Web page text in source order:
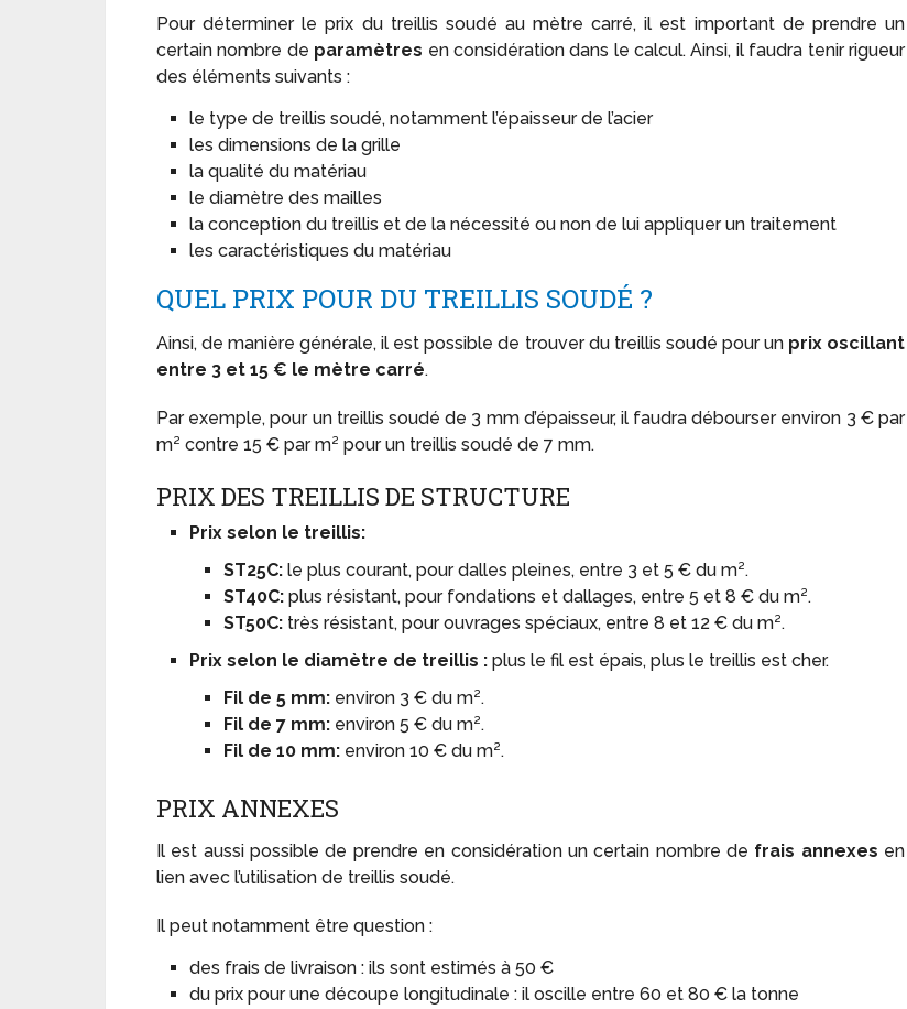
Pour déterminer le prix du treillis soudé au mètre carré, il est important de prendre un
certain nombre de paramètres en considération dans le calcul. Ainsi, il faudra tenir rigueur
des éléments suivants :
le type de treillis soudé, notamment l’épaisseur de l’acier
les dimensions de la grille
la qualité du matériau
le diamètre des mailles
la conception du treillis et de la nécessité ou non de lui appliquer un traitement
les caractéristiques du matériau
QUEL PRIX POUR DU TREILLIS SOUDÉ ?
Ainsi, de manière générale, il est possible de trouver du treillis soudé pour un prix oscillant
entre 3 et 15 € le mètre carré.
Par exemple, pour un treillis soudé de 3 mm d’épaisseur, il faudra débourser environ 3 € par
m² contre 15 € par m² pour un treillis soudé de 7 mm.
PRIX DES TREILLIS DE STRUCTURE
Prix selon le treillis:
ST25C:le plus courant, pour dalles pleines, entre 3 et 5 € du m².
ST40C:plus résistant, pour fondations et dallages, entre 5 et 8 € du m².
ST50C:très résistant, pour ouvrages spéciaux, entre 8 et 12 € du m².
Prix selon le diamètre de treillis : plus le fil est épais, plus le treillis est cher.
Fil de 5 mm:environ 3 € du m².
Fil de 7 mm:environ 5 € du m².
Fil de 10 mm:environ 10 € du m².
PRIX ANNEXES
Il est aussi possible de prendre en considération un certain nombre de frais annexes en
lien avec l’utilisation de treillis soudé.
Il peut notamment être question :
des frais de livraison : ils sont estimés à 50 €
du prix pour une découpe longitudinale : il oscille entre 60 et 80 € la tonne